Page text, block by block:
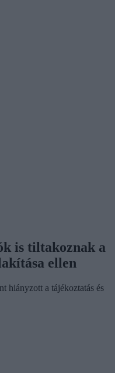
is tiltakoznak a
ellen
hiányzott a tájékoztatás és